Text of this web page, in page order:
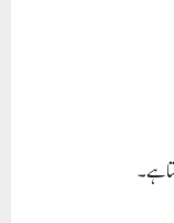
ہے۔